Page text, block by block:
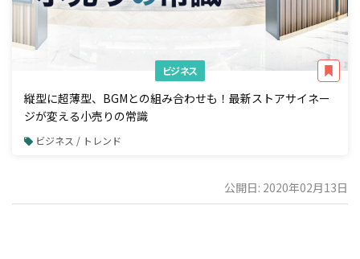
ビジネス
縦型に超薄型、BGMとの組み合わせも！最新ストアサイネー
ジが変える小売りの常識
ビジネス / トレンド
公開日: 2020年02月13日